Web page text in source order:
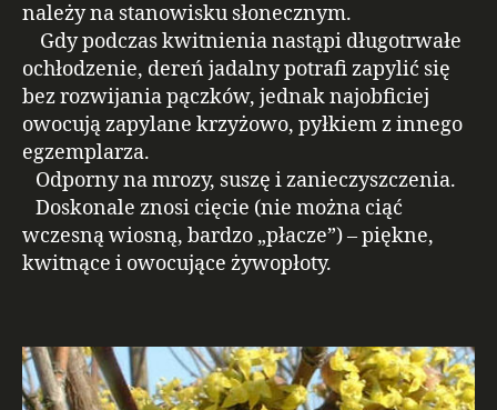
należy na stanowisku słonecznym.
Gdy podczas kwitnienia nastąpi długotrwałe
ochłodzenie, dereń jadalny potrafi zapylić się
bez rozwijania pączków, jednak najobficiej
owocują zapylane krzyżowo, pyłkiem z innego
egzemplarza.
Odporny na mrozy, suszę i zanieczyszczenia.
Doskonale znosi cięcie (nie można ciąć
wczesną wiosną, bardzo „płacze”) – piękne,
kwitnące i owocujące żywopłoty.